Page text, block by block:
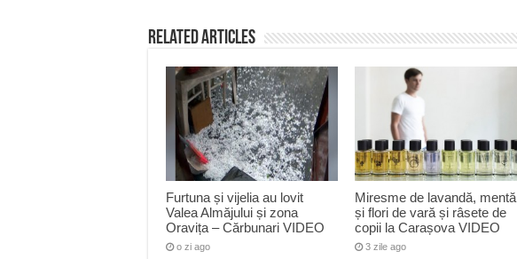
Related Articles
Furtuna și vijelia au lovit
Valea Almăjului și zona
Oravița – Cărbunari VIDEO
o zi ago
Miresme de lavandă, mentă
și flori de vară și râsete de
copii la Carașova VIDEO
3 zile ago